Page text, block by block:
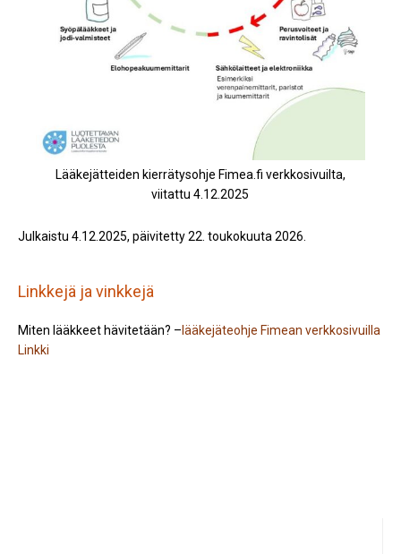
Lääkejätteiden kierrätysohje Fimea.fi verkkosivuilta,
viitattu 4.12.2025
Julkaistu 4.12.2025, päivitetty 22. toukokuuta 2026.
Linkkejä ja vinkkejä
Miten lääkkeet hävitetään? – lääkejäteohje Fimean verkkosivuilla
Linkki